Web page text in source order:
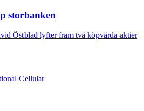
storbanken
Östblad lyfter fram två köpvärda aktier
Cellular